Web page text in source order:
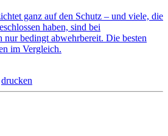
ganz auf den Schutz – und viele, die
haben, sind bei
nur bedingt abwehrbereit. Die besten
im Vergleich.
drucken